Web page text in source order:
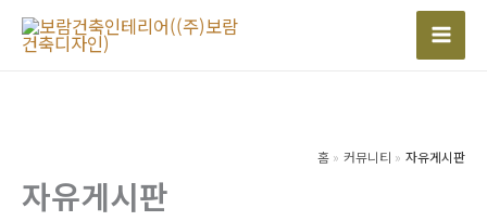
Main
홈 커뮤니티 자유게시판
자유게시판